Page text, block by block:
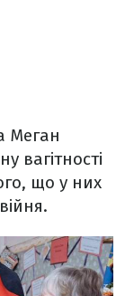
Меган
вагітності
що у них